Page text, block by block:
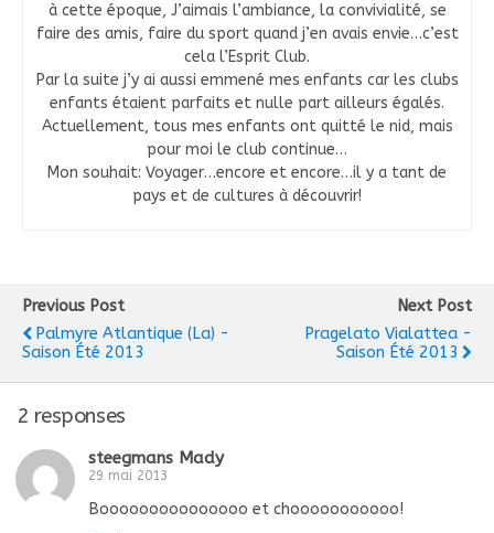
à cette époque, J’aimais l’ambiance, la convivialité, se
faire des amis, faire du sport quand j’en avais envie…c’est
cela l’Esprit Club.
Par la suite j’y ai aussi emmené mes enfants car les clubs
enfants étaient parfaits et nulle part ailleurs égalés.
Actuellement, tous mes enfants ont quitté le nid, mais
pour moi le club continue…
Mon souhait: Voyager…encore et encore…il y a tant de
pays et de cultures à découvrir!
Previous Post
Palmyre Atlantique (la) -
Saison Été 2013
Next Post
Pragelato Vialattea -
Saison Été 2013
2 responses
steegmans Mady
29 mai 2013
Booooooooooooooo et chooooooooooo!